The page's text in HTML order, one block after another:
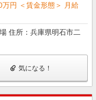
円 ＜賃金形態＞ 月給
住所：兵庫県明石市二
気になる！